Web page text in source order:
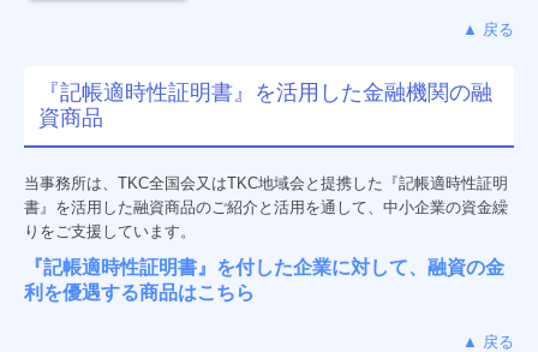
▲ 戻る
『記帳適時性証明書』を活用した金融機関の融
資商品
当事務所は、TKC全国会又はTKC地域会と提携した『記帳適時性証明
書 』 を活用した融資商品のご紹介と活用を通して、中小企業の資金繰
りをご支援しています。
『記帳適時性証明書』を付した企業に対して、 融資の金
利を優遇する商品はこちら
▲ 戻る